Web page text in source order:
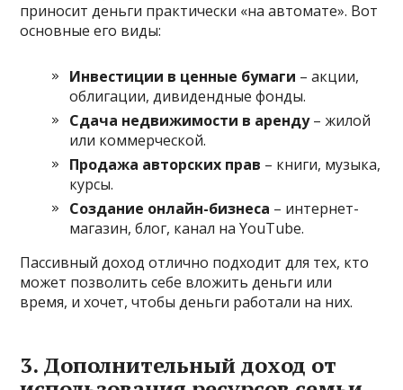
приносит деньги практически «на автомате». Вот
основные его виды:
Инвестиции в ценные бумаги – акции,
облигации, дивидендные фонды.
Сдача недвижимости в аренду– жилой
или коммерческой.
Продажа авторских прав – книги, музыка,
курсы.
Создание онлайн-бизнеса – интернет-
магазин, блог, канал на YouTube.
Пассивный доход отлично подходит для тех, кто
может позволить себе вложить деньги или
время, и хочет, чтобы деньги работали на них.
3. Дополнительный доход от